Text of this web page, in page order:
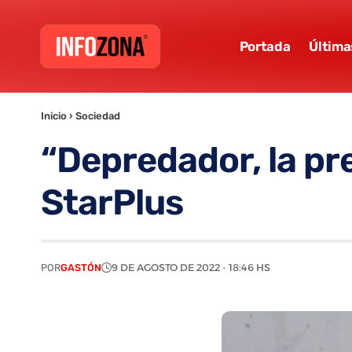
Portada
Inicio › Sociedad
“Depredador, la
StarPlus
PORGASTÓN 9 DE AGOSTO DE 2022 - 18:46 HS